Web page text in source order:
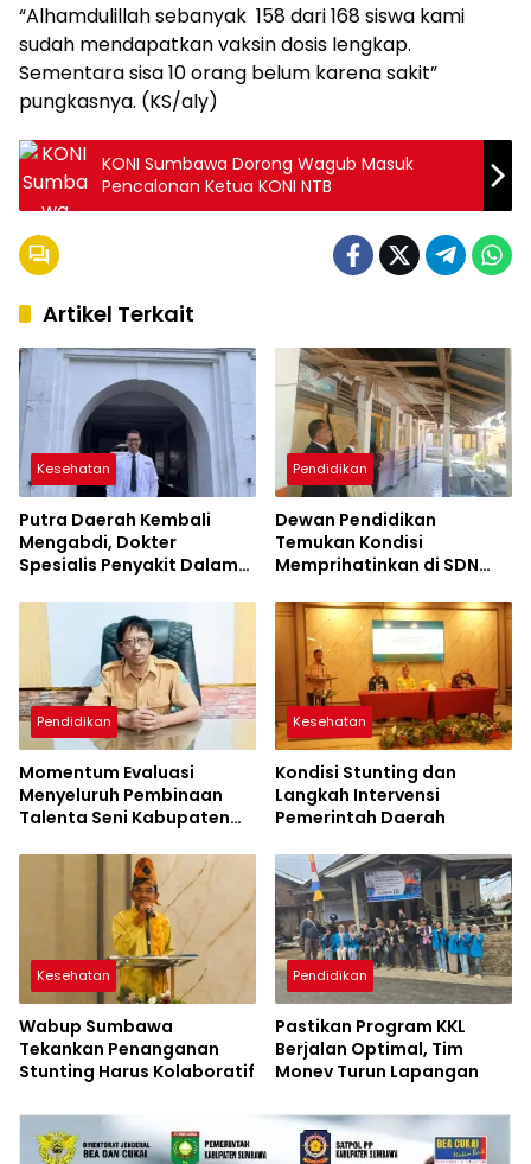
“Alhamdulillah sebanyak 158 dari 168 siswa kami
sudah mendapatkan vaksin dosis lengkap.
Sementara sisa 10 orang belum karena sakit”
pungkasnya. (KS/aly)
KONI Sumbawa Dorong Wagub Masuk
Pencalonan Ketua KONI NTB
Artikel Terkait
Kesehatan
Putra Daerah Kembali
Mengabdi, Dokter
Spesialis Penyakit Dalam
Masyarakat Sumbawa
Pendidikan
Dewan Pendidikan
Temukan Kondisi
Memprihatinkan di SDN
hingga Meja-Kursi Tak
Memadai
Pendidikan
Momentum Evaluasi
Menyeluruh Pembinaan
Talenta Seni Kabupaten
Kesehatan
Kondisi Stunting dan
Langkah Intervensi
Pemerintah Daerah
Kesehatan
Wabup Sumbawa
Tekankan Penanganan
Stunting Harus Kolaboratif
Pendidikan
Pastikan Program KKL
Berjalan Optimal, Tim
Monev Turun Lapangan